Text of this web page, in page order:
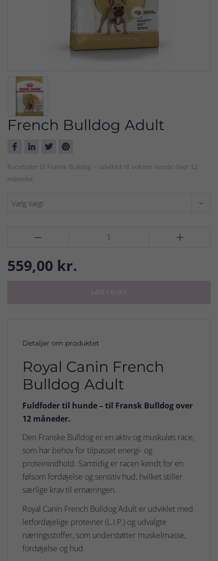
French Bulldog Adult
Racefoder til Fransk Bulldog – udviklet til voksne hunde over 12
måneder.
 
559,00 kr.
Detaljer om produktet
Royal Canin French
Bulldog Adult
Fuldfoder til hunde – til Fransk Bulldog over
12 måneder.
Den Franske Bulldog er en aktiv og muskuløs race,
som har behov for tilpasset energi- og
proteinindhold. Samtidig er racen kendt for en
følsom fordøjelse og sensitiv hud, hvilket stiller
særlige krav til ernæringen.
Royal Canin French Bulldog Adult er udviklet med
letfordøjelige proteiner (L.I.P.) og udvalgte
næringsstoffer, som understøtter muskelmasse,
fordøjelse og hud.